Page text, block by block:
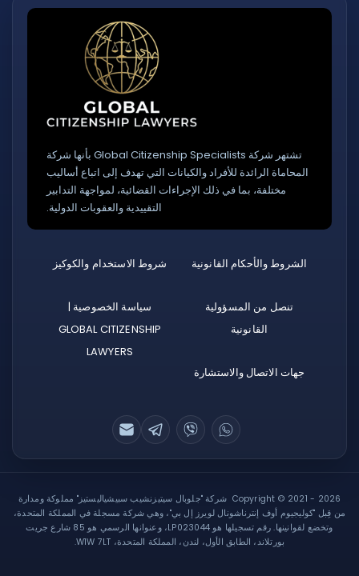
تشتهر شركة Global Citizenship Specialists بأنها شركة
المحاماة الرائدة للأفراد والكيانات التي تهدف إلى اتباع أساليب
مختلفة، بما في ذلك الإجراءات القضائية، لمواجهة التدابير
التقييدية والعقوبات الدولية.
شروط الاستخدام والكوكيز الشروط والأحكام القانونية
سياسة الخصوصية |
GLOBAL CITIZENSHIP
LAWYERS
تنصل من المسؤولية
القانونية
جهات الاتصال والاستشارة
Copyright © 2021 - 2026 شركة "جلوبال سيتيزنشيب سبيشياليستيز" مملوكة ومدارة
من قِبل "كوليجيوم أوف إنترناشونال لويرز إل بي"، وهي شركة مسجلة في المملكة المتحدة،
وتخضع لقوانينها. رقم تسجيلها هو LP023044، وعنوانها الرسمي هو 85 شارع جريت
بورتلاند، الطابق الأول، لندن، المملكة المتحدة، W1W 7LT.